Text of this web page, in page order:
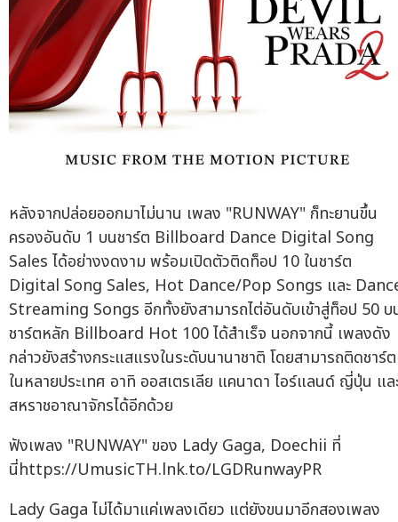
หลังจากปล่อยออกมาไม่นาน เพลง "RUNWAY" ก็ทะยานขึ้น
ครองอันดับ 1 บนชาร์ต Billboard Dance Digital Song
Sales ได้อย่างงดงาม พร้อมเปิดตัวติดท็อป 10 ในชาร์ต
Digital Song Sales, Hot Dance/Pop Songs และ
Streaming Songs อีกทั้งยังสามารถไต่อันดับเข้าสู่ท็อป 50 บ
ชาร์ตหลัก Billboard Hot 100 ได้สำเร็จ นอกจากนี้ เพลงดัง
กล่าวยังสร้างกระแสแรงในระดับนานาชาติ โดยสามารถติดชาร์ต
ในหลายประเทศ อาทิ ออสเตรเลีย แคนาดา ไอร์แลนด์ ญี่ปุ่น แล
สหราชอาณาจักรได้อีกด้วย
ฟังเพลง "RUNWAY" ของ Lady Gaga, Doechii ที่
นี่https://UmusicTH.lnk.to/LGDRunwayPR
Lady Gaga ไม่ได้มาแค่เพลงเดียว แต่ยังขนมาอีกสองเพลง